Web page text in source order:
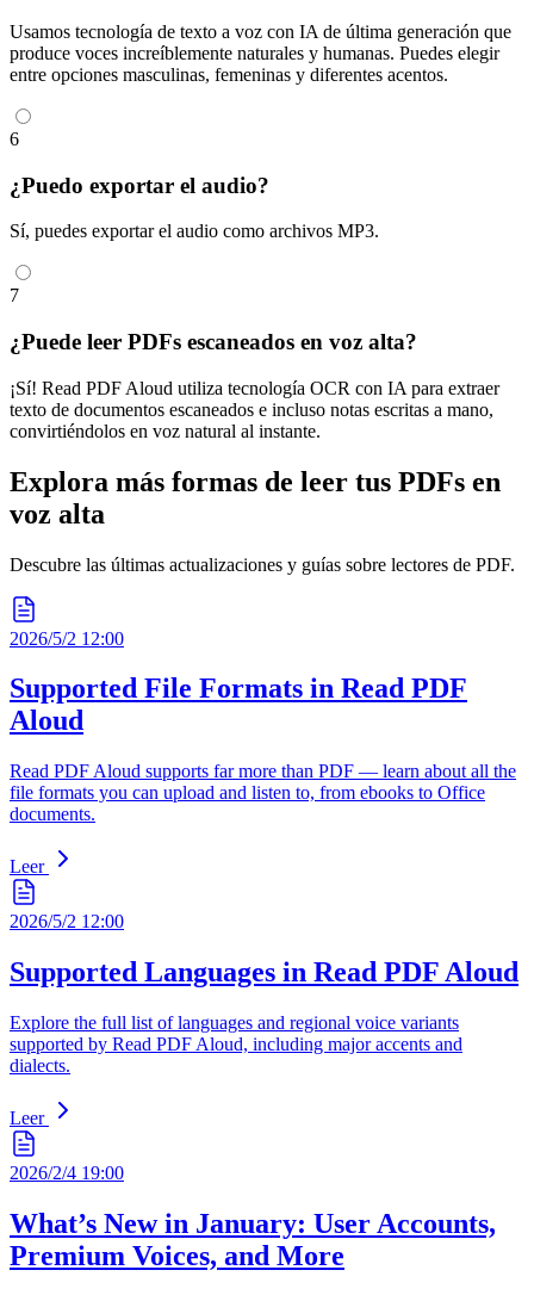
Usamos tecnología de texto a voz con IA de última generación que
produce voces increíblemente naturales y humanas. Puedes elegir
entre opciones masculinas, femeninas y diferentes acentos.
6
¿Puedo exportar el audio?
Sí, puedes exportar el audio como archivos MP3.
7
¿Puede leer PDFs escaneados en voz alta?
¡Sí! Read PDF Aloud utiliza tecnología OCR con IA para extraer
texto de documentos escaneados e incluso notas escritas a mano,
convirtiéndolos en voz natural al instante.
Explora más formas de leer tus PDFs en
voz alta
Descubre las últimas actualizaciones y guías sobre lectores de PDF.
2026/5/2 12:00
Supported File Formats in Read PDF
Aloud
Read PDF Aloud supports far more than PDF — learn about all the
file formats you can upload and listen to, from ebooks to Office
documents.
Leer
2026/5/2 12:00
Supported Languages in Read PDF Aloud
Explore the full list of languages and regional voice variants
supported by Read PDF Aloud, including major accents and
dialects.
Leer
2026/2/4 19:00
What’s New in January: User Accounts,
Premium Voices, and More